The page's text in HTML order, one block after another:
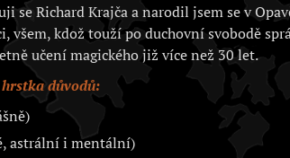
Richard Krajča a narodil jsem se v
kdož touží po duchovní svobodě
učení magického již více než 30 let.
důvodů:
astrální i mentální)